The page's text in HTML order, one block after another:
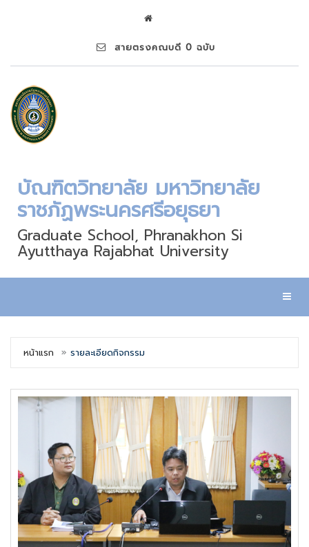
สายตรงคณบดี 0 ฉบับ
บัณฑิตวิทยาลัย มหาวิทยาลัย
ราชภัฏพระนครศรีอยุธยา
Graduate School, Phranakhon Si
Ayutthaya Rajabhat University
หน้าแรก รายละเอียดกิจกรรม